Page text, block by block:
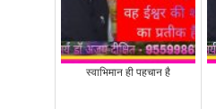
स्वाभिमान ही पहचान है